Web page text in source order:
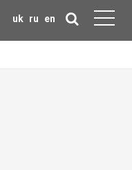
uk ru en